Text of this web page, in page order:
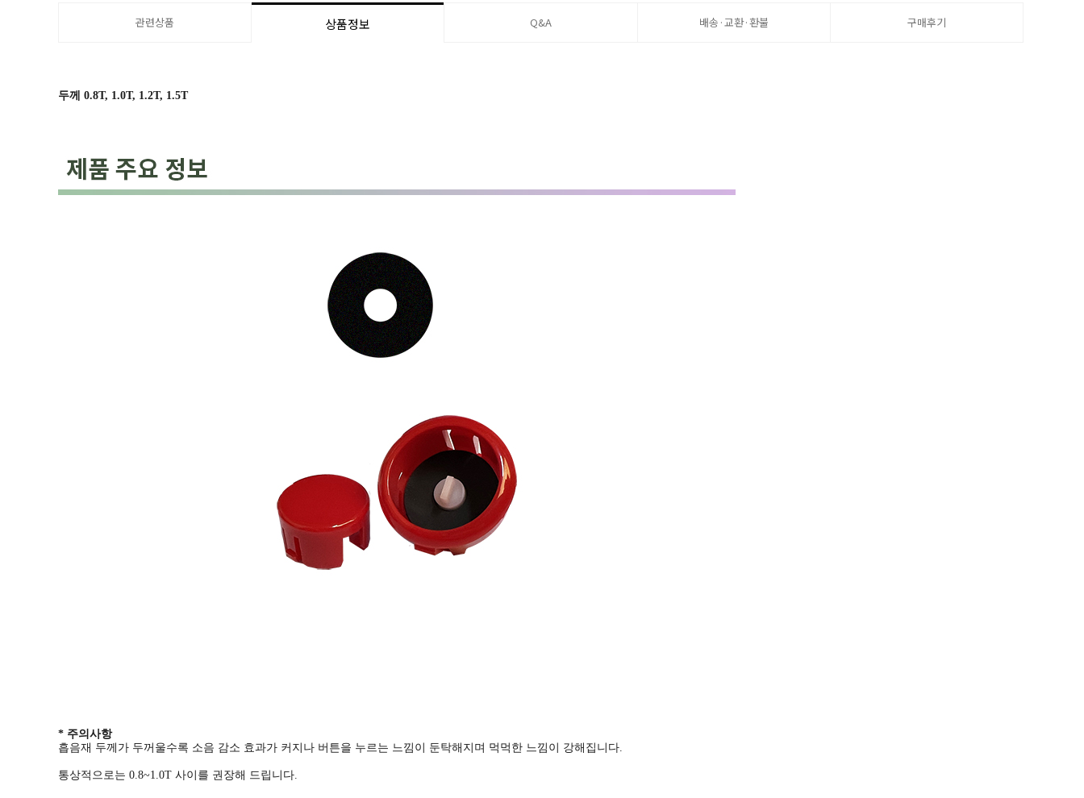
관련상품 상품정보 Q&A 배송·교환·환불 구매후기
두께 0.8T, 1.0T, 1.2T, 1.5T
* 주의사항
흡음재 두께가 두꺼울수록 소음 감소 효과가 커지나 버튼을 누르는 느낌이 둔탁해지며 먹먹한 느낌이 강해집니다.
통상적으로는 0.8~1.0T 사이를 권장해 드립니다.